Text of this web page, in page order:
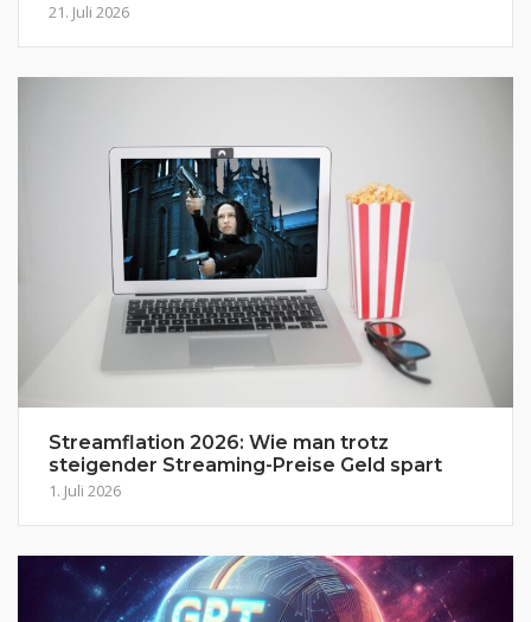
21. Juli 2026
Streamflation 2026: Wie man trotz
steigender Streaming-Preise Geld spart
1. Juli 2026